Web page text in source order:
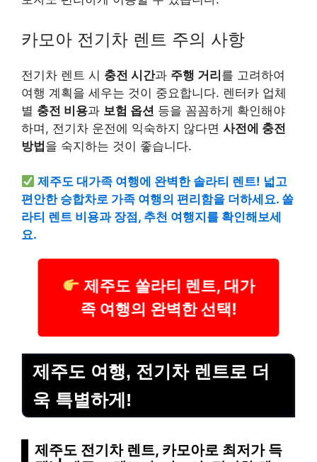
카모아 전기차 렌트 주의 사항
전기차 렌트 시 충전 시간과 주행 거리를 고려하여
여행 계획을 세우는 것이 중요합니다. 렌터카 업체
별 충전 비용과 보험 옵션 등을 꼼꼼하게 확인해야
하며, 전기차 운전에 익숙하지 않다면 사전에 충전
방법을 숙지하는 것이 좋습니다.
제주도 대가족 여행에 완벽한 솔라티 렌트! 넓고
편안한 승합차로 가족 여행의 편리함을 더하세요. 쏠
라티 렌트 비용과 장점, 추천 여행지를 확인해보세
요.
제주도 쏠라티 렌트, 대가
족 여행의 완벽한 선택!
제주도 여행, 전기차 렌트로 더
욱 특별하게!
제주도 전기차 렌트, 카모아로 최저가 득